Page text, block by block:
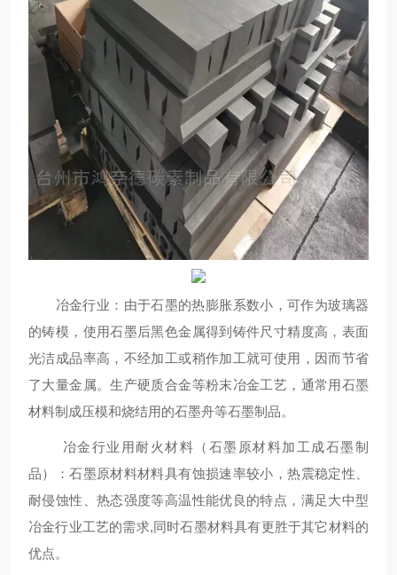
冶金行业：由于石墨的热膨胀系数小，可作为玻璃器
的铸模，使用石墨后黑色金属得到铸件尺寸精度高，表面
光洁成品率高，不经加工或稍作加工就可使用，因而节省
了大量金属。生产硬质合金等粉末冶金工艺，通常用石墨
材料制成压模和烧结用的石墨舟等石墨制品。
冶金行业用耐火材料（石墨原材料加工成石墨制
品）：石墨原材料材料具有蚀损速率较小，热震稳定性、
耐侵蚀性、热态强度等高温性能优良的特点，满足大中型
冶金行业工艺的需求,同时石墨材料具有更胜于其它材料的
优点。